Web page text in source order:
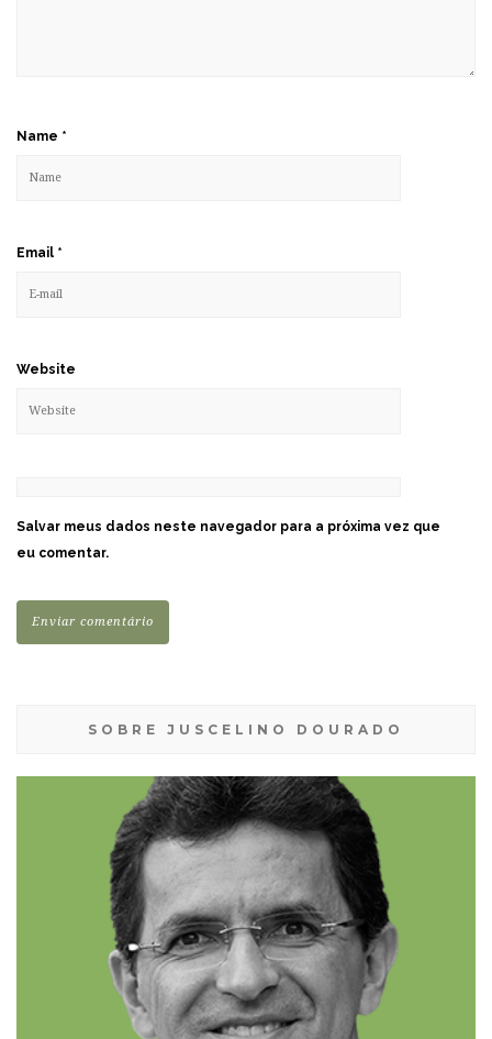
Name *
Email *
Website
Salvar meus dados neste navegador para a próxima vez que
eu comentar.
SOBRE JUSCELINO DOURADO